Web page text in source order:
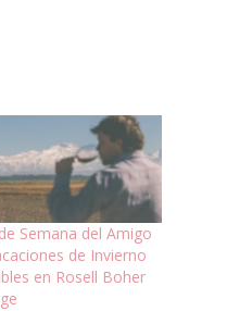
Semana del Amigo
de Invierno
en Rosell Boher